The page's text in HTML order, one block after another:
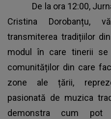
De la ora 12:00,
Cristina Dorobanțu,
transmiterea tradițiilor
modul în care tinerii se
comunităților din care
zone ale țării,
pasionată de muzica
demonstra cum pot